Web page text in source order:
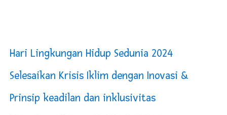
DPRD Madina Setujui Ranperda Pertanggungjawaban
Kurve Kecamatan Medan Tembung Antisipasi Banjir
Optimalkan Efisiensi Anggaran, Bupati Taput JTP
Hari Lingkungan Hidup Sedunia 2024
Selesaikan Krisis Iklim dengan Inovasi &
Prinsip keadilan dan inklusivitas